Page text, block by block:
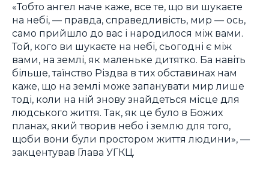
«Тобто ангел наче каже, все те, що ви шукаєте
на небі, — правда, справедливість, мир — ось,
само прийшло до вас і народилося між вами.
Той, кого ви шукаєте на небі, сьогодні є між
вами, на землі, як маленьке дитятко. Ба навіть
більше, таїнство Різдва в тих обставинах нам
каже, що на землі може запанувати мир лише
тоді, коли на ній знову знайдеться місце для
людського життя. Так, як це було в Божих
планах, який творив небо і землю для того,
щоби вони були простором життя людини», —
закцентував Глава УГКЦ.